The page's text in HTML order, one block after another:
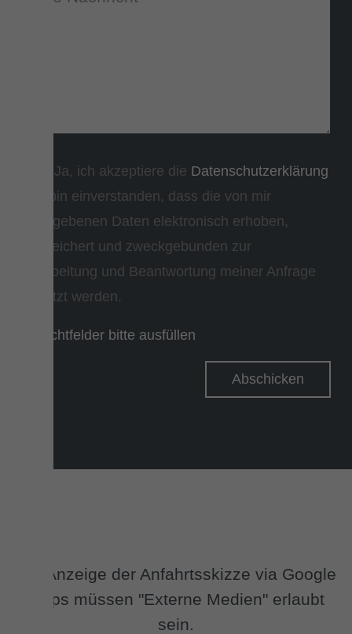
Ja, ich akzeptiere die Datenschutzerklärung
und bin einverstanden, dass die von mir
angegebenen Daten elektronisch erhoben,
gespeichert und zweckgebunden zur
Bearbeitung und Beantwortung meiner Anfrage
benutzt werden.
* Pflichtfelder bitte ausfüllen
Abschicken
Zur Anzeige der Anfahrtsskizze via Google
Maps müssen "Externe Medien" erlaubt
sein.